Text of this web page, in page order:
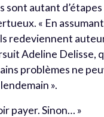
sont autant
« En
redeviennent
Adeline Delisse,
problèmes ne
».
payer. Sinon… »